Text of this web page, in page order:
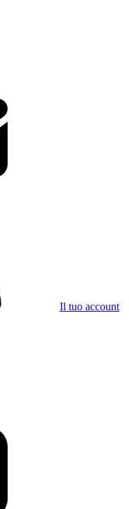
Il tuo account